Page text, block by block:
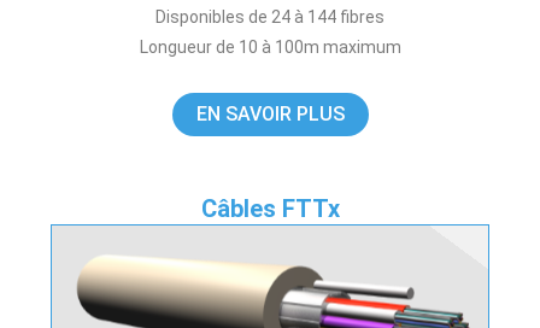
Disponibles de 24 à 144 fibres
Longueur de 10 à 100m maximum
EN SAVOIR PLUS
Câbles FTTx